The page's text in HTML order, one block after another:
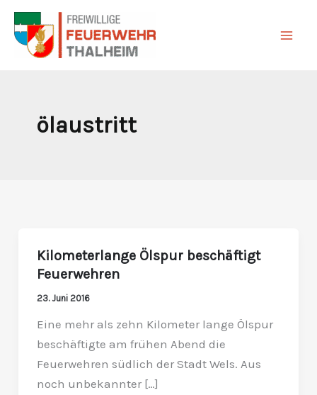
Zum
Inhalt
springen
ölaustritt
Kilometerlange Ölspur beschäftigt
Feuerwehren
23. Juni 2016
Eine mehr als zehn Kilometer lange Ölspur
beschäftigte am frühen Abend die
Feuerwehren südlich der Stadt Wels. Aus
noch unbekannter […]
Kilometerlange
Ölspur
beschäftigt